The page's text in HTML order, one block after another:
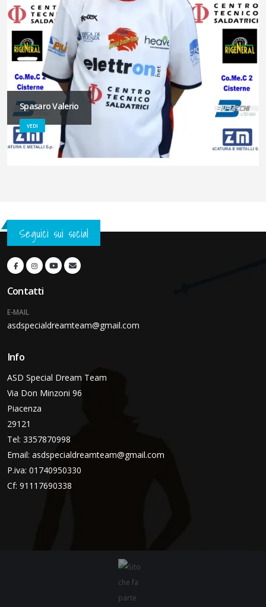
Spasaro Valerio
VEDI
Seguici sui social
Contatti
E-MAIL
asdspecialdreamteam@gmail.com
Info
ASD Special Dream Team
Via Don Minzoni 96
Piacenza
29121
Tel: 3357870998
Email: asdspecialdreamteam@gmail.com
P.iva: 01740950330
Cf: 91117690338